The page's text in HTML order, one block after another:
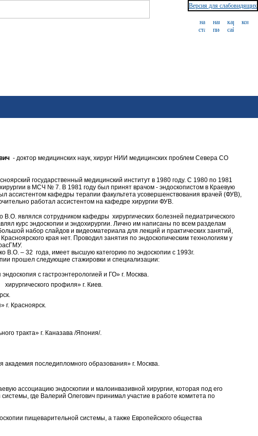
Версия для слабовидящих
- доктор медицинских наук, хирург НИИ медицинских проблем Севера СО
государственный медицинский институт в 1980 году. С 1980 по 1981
в МСЧ № 7. В 1981 году был принят врачом - эндоскопистом в Краевую
ассистентом кафедры терапии факультета усовершенствования врачей (ФУВ),
работал ассистентом на кафедре хирургии ФУВ.
являлся сотрудником кафедры хирургических болезней педиатрического
курс эндоскопии и эндохирургии. Лично им написаны по всем разделам
набор слайдов и видеоматериала для лекций и практических занятий,
края нет. Проводил занятия по эндоскопическим технологиям у
В.О. – 32 года, имеет высшую категорию по эндоскопии с 1993г.
прошел следующие стажировки и специализации:
с гастроэнтерологией и ГО» г. Москва.
профиля» г. Киев.
г. Красноярск.
тракта» г. Каназава /Япония/.
академия последипломного образования» г. Москва.
ассоциацию эндоскопии и малоинвазивной хирургии, которая под его
где Валерий Олегович принимал участие в работе комитета по
пищеварительной системы, а также Европейского общества